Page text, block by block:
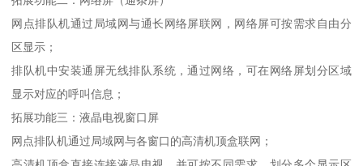
网点排队机通过局域网与通长网络屏联网，网络屏可按需求自由分
区显示；
排队机中安装通屏无线排队系统，通过网络，可在网络屏划分区域
显示对应的呼叫信息；
拓展功能三：液晶电视窗口屏
网点排队机通过局域网与各窗口的高清机顶盒联网；